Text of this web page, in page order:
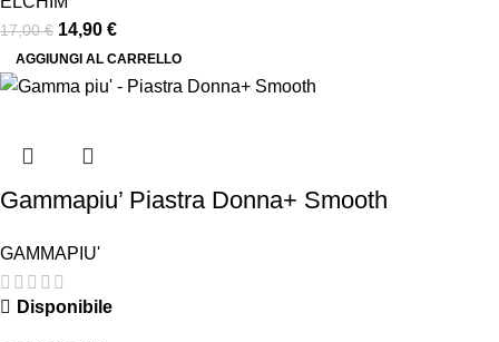
17,00€ 14,90 €
AGGIUNGI AL CARRELLO
Gammapiu’ Piastra Donna+ Smooth
GAMMAPIU'
Disponibile